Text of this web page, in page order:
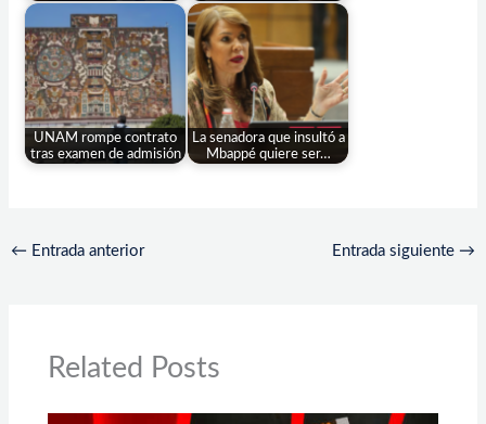
UNAM rompe contrato
tras examen de admisión
La senadora que insultó a
Mbappé quiere ser…
← Entrada anterior Entrada siguiente →
Related Posts